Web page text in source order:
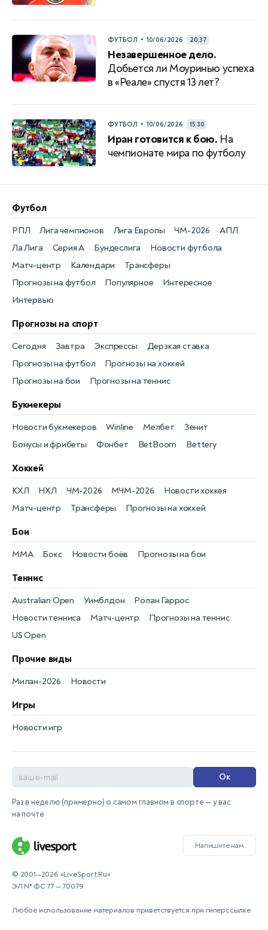
ФУТБОЛ • 10/06/2026 20:37
Незавершенное дело.
Добьется ли Моуринью успеха
в «Реале» спустя 13 лет?
ФУТБОЛ • 10/06/2026 15:30
Иран готовится к бою. На
чемпионате мира по футболу
Футбол
Новости футбола
РПЛ
Матч-центр
Лига чемпионов
Календари
Лига Европы
Трансферы
ЧМ-2026
Прогнозы на футбол
АПЛ
Популярное
Ла Лига
Интересное
Серия А
Интервью
Бундеслига
Прогнозы на спорт
Прогнозы на футбол
Сегодня
Прогнозы на хоккей
Завтра
Прогнозы на бои
Экспрессы
Прогнозы на теннис
Дерзкая ставка
Букмекеры
Бонусы и фрибеты
Новости букмекеров
Фонбет
Winline
BetBoom
Мелбет
Bettery
Зенит
Хоккей
Новости хоккея
КХЛ
Матч-центр
НХЛ
Трансферы
ЧМ-2026
Прогнозы на хоккей
МЧМ-2026
Бои
Новости боёв
MMA Прогнозы на бои
Бокс
Теннис
Новости тенниса
Australian Open
Матч-центр
Уимблдон
Прогнозы на теннис
Ролан Гаррос
US Open
Прочие виды
Новости
Милан-2026
Игры
Новости игр
Ок
Раз в неделю (примерно) о самом главном в спорте — у вас
на почте
Напишите нам
© 2001—2026 «LiveSport.Ru»
ЭЛ № ФС 77 — 70079
Любое использование материалов приветствуется при гиперссылке